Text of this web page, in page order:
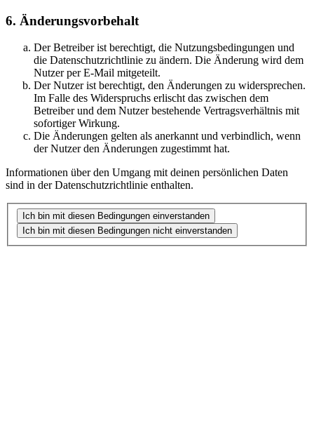
6. Änderungsvorbehalt
Der Betreiber ist berechtigt, die Nutzungsbedingungen und
die Datenschutzrichtlinie zu ändern. Die Änderung wird dem
Nutzer per E-Mail mitgeteilt.
Der Nutzer ist berechtigt, den Änderungen zu widersprechen.
Im Falle des Widerspruchs erlischt das zwischen dem
Betreiber und dem Nutzer bestehende Vertragsverhältnis mit
sofortiger Wirkung.
Die Änderungen gelten als anerkannt und verbindlich, wenn
der Nutzer den Änderungen zugestimmt hat.
Informationen über den Umgang mit deinen persönlichen Daten
sind in der Datenschutzrichtlinie enthalten.